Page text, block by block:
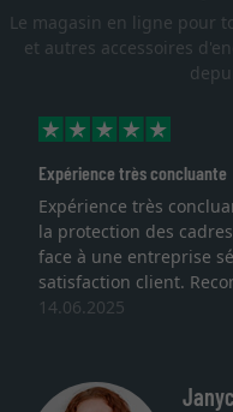
Le magasin en ligne pour
et autres accessoires
Expérience très concluante
Expérience très
la protection des
face à une entreprise
satisfaction client.
14.06.2025